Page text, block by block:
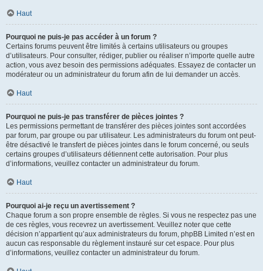
Haut
Pourquoi ne puis-je pas accéder à un forum ?
Certains forums peuvent être limités à certains utilisateurs ou groupes
d’utilisateurs. Pour consulter, rédiger, publier ou réaliser n’importe quelle autre
action, vous avez besoin des permissions adéquates. Essayez de contacter un
modérateur ou un administrateur du forum afin de lui demander un accès.
Haut
Pourquoi ne puis-je pas transférer de pièces jointes ?
Les permissions permettant de transférer des pièces jointes sont accordées
par forum, par groupe ou par utilisateur. Les administrateurs du forum ont peut-
être désactivé le transfert de pièces jointes dans le forum concerné, ou seuls
certains groupes d’utilisateurs détiennent cette autorisation. Pour plus
d’informations, veuillez contacter un administrateur du forum.
Haut
Pourquoi ai-je reçu un avertissement ?
Chaque forum a son propre ensemble de règles. Si vous ne respectez pas une
de ces règles, vous recevrez un avertissement. Veuillez noter que cette
décision n’appartient qu’aux administrateurs du forum, phpBB Limited n’est en
aucun cas responsable du règlement instauré sur cet espace. Pour plus
d’informations, veuillez contacter un administrateur du forum.